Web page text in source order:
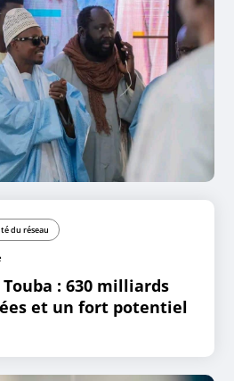
du réseau
: 630 milliards
et un fort potentiel